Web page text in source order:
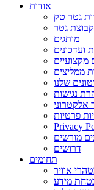
אודות
גטר טק
קבוצת גטר
מותגים
ועדכונים
מקצועיים
ממליצים
שלנו
נגישות
אלקטרוני
פרטיות
Privacy
דרושים
תחומים
אוויר
מידע